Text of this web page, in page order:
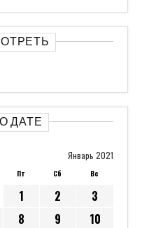
ДАТЕ
Январь 2021
Пт Сб Вс
1 2
3
8 9
10